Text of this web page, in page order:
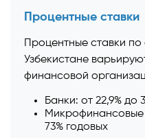
Процентные ставки
Процентные ставки
Узбекистане
финансовой
Банки: от 22,9% до
Микрофинансовые
73% годовых